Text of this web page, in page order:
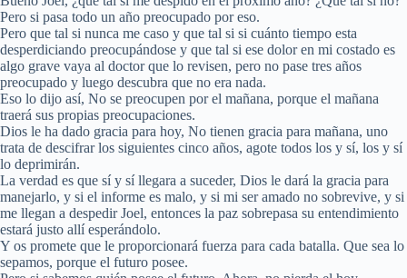
Pero si pasa todo un año preocupado por eso.
Pero que tal si nunca me caso y que tal si si cuánto tiempo esta
desperdiciando preocupándose y que tal si ese dolor en mi costado es
algo grave vaya al doctor que lo revisen, pero no pase tres años
preocupado y luego descubra que no era nada.
Eso lo dijo así, No se preocupen por el mañana, porque el mañana
traerá sus propias preocupaciones.
Dios le ha dado gracia para hoy, No tienen gracia para mañana, uno
trata de descifrar los siguientes cinco años, agote todos los y sí, los y sí
lo deprimirán.
La verdad es que sí y sí llegara a suceder, Dios le dará la gracia para
manejarlo, y si el informe es malo, y si mi ser amado no sobrevive, y si
me llegan a despedir Joel, entonces la paz sobrepasa su entendimiento
estará justo allí esperándolo.
Y os promete que le proporcionará fuerza para cada batalla. Que sea lo
sepamos, porque el futuro posee.